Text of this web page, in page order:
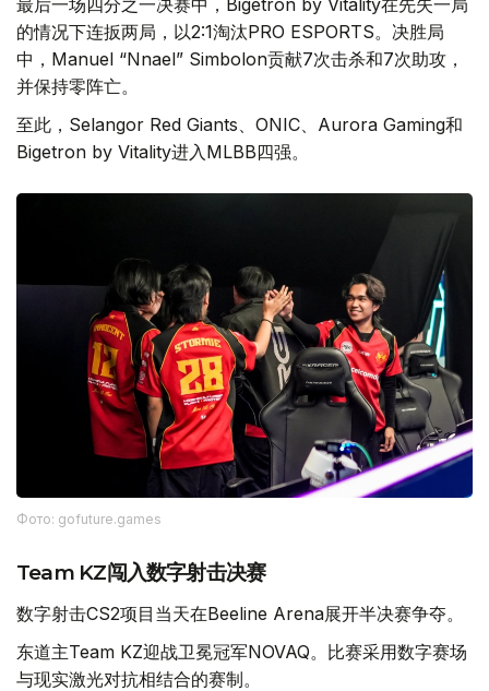
最后一场四分之一决赛中，Bigetron by Vitality在先失一局
的情况下连扳两局，以2:1淘汰PRO ESPORTS。决胜局
中，Manuel “Nnael” Simbolon贡献7次击杀和7次助攻，
并保持零阵亡。
至此，Selangor Red Giants、ONIC、Aurora Gaming和
Bigetron by Vitality进入MLBB四强。
Фото: gofuture.games
Team KZ闯入数字射击决赛
数字射击CS2项目当天在Beeline Arena展开半决赛争夺。
东道主Team KZ迎战卫冕冠军NOVAQ。比赛采用数字赛场
与现实激光对抗相结合的赛制。